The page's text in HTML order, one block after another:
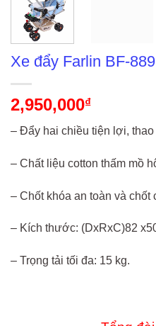
Xe đẩy Farlin BF-
2,950,000₫
– Đẩy hai chiều tiện lợi,
– Chất liệu cotton thấm mồ
– Chốt khóa an toàn và chốt
– Kích thước: (DxRxC)82
– Trọng tải tối đa: 15 kg.